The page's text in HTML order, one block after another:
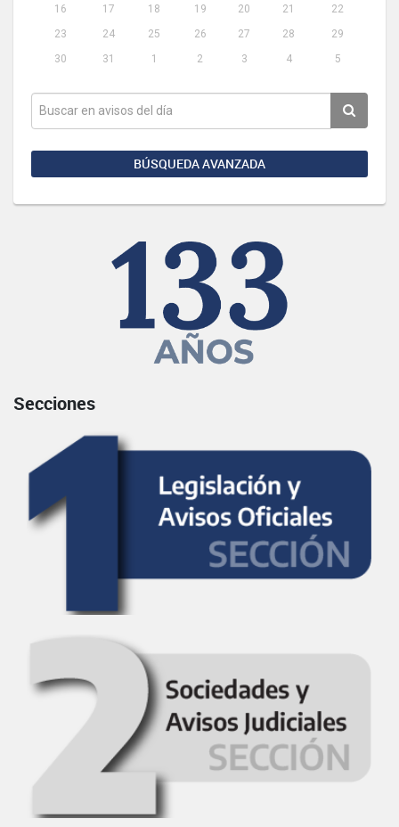
16
17 18 19 20 21
22
23
24 25 26 27 28
29
30
31 1 2 3 4 5
BÚSQUEDA AVANZADA
Secciones